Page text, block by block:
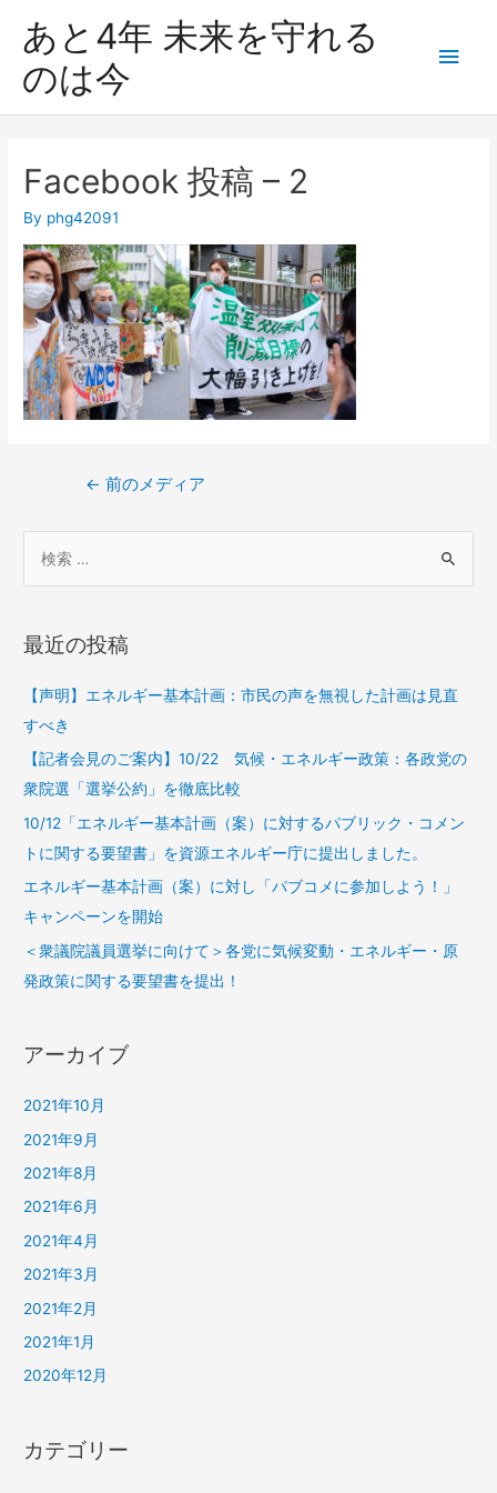
あと4年 未来を守れる
のは今
Facebook 投稿 – 2
By phg42091
← 前のメディア
最近の投稿
【声明】エネルギー基本計画：市民の声を無視した計画は見直
すべき
【記者会見のご案内】10/22 気候・エネルギー政策：各政党の
衆院選「選挙公約」を徹底比較
10/12「エネルギー基本計画（案）に対するパブリック・コメン
トに関する要望書」を資源エネルギー庁に提出しました。
エネルギー基本計画（案）に対し「パブコメに参加しよう！」
キャンペーンを開始
＜衆議院議員選挙に向けて＞各党に気候変動・エネルギー・原
発政策に関する要望書を提出！
アーカイブ
2021年10月
2021年9月
2021年8月
2021年6月
2021年4月
2021年3月
2021年2月
2021年1月
2020年12月
カテゴリー